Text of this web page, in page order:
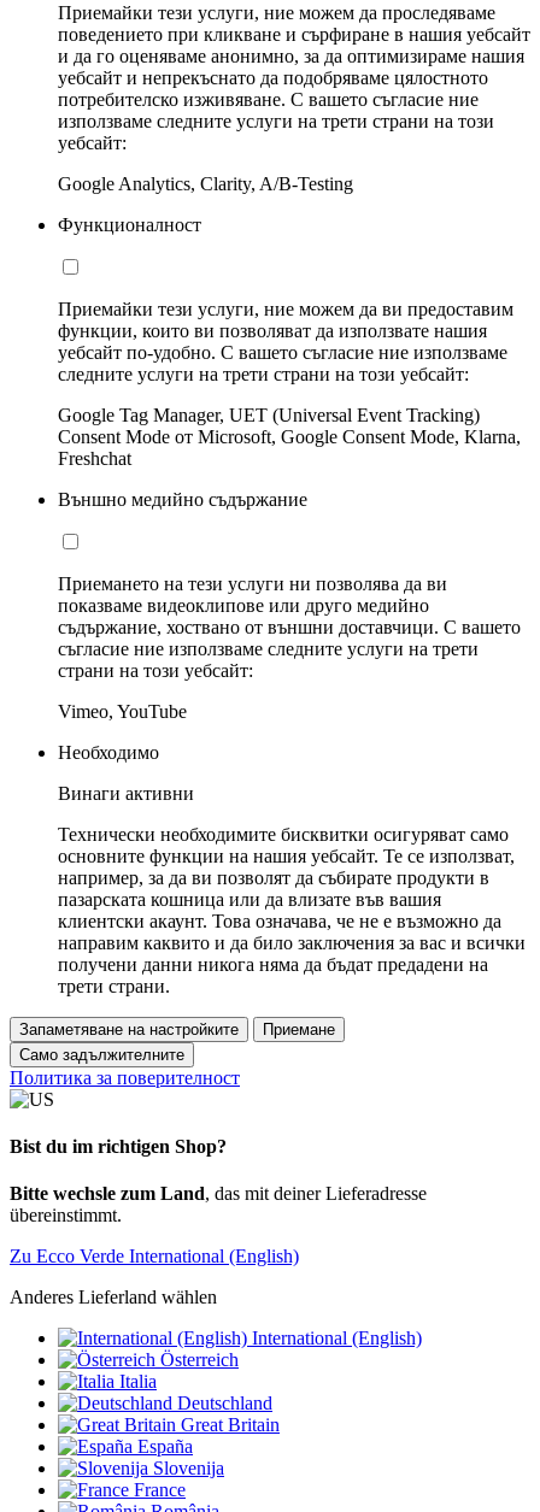
Приемайки тези услуги, ние можем да проследяваме
поведението при кликване и сърфиране в нашия уебсайт
и да го оценяваме анонимно, за да оптимизираме нашия
уебсайт и непрекъснато да подобряваме цялостното
потребителско изживяване. С вашето съгласие ние
използваме следните услуги на трети страни на този
уебсайт:
Google Analytics, Clarity, A/B-Testing
Функционалност
Приемайки тези услуги, ние можем да ви предоставим
функции, които ви позволяват да използвате нашия
уебсайт по-удобно. С вашето съгласие ние използваме
следните услуги на трети страни на този уебсайт:
Google Tag Manager, UET (Universal Event Tracking)
Consent Mode от Microsoft, Google Consent Mode, Klarna,
Freshchat
Външно медийно съдържание
Приемането на тези услуги ни позволява да ви
показваме видеоклипове или друго медийно
съдържание, хоствано от външни доставчици. С вашето
съгласие ние използваме следните услуги на трети
страни на този уебсайт:
Vimeo, YouTube
Необходимо
Винаги активни
Технически необходимите бисквитки осигуряват само
основните функции на нашия уебсайт. Те се използват,
например, за да ви позволят да събирате продукти в
пазарската кошница или да влизате във вашия
клиентски акаунт. Това означава, че не е възможно да
направим каквито и да било заключения за вас и всички
получени данни никога няма да бъдат предадени на
трети страни.
Запаметяване на настройките
Приемане
Само задължителните
Политика за поверителност
Bist du im richtigen Shop?
Bitte wechsle zum Land, das mit deiner Lieferadresse
übereinstimmt.
Zu Ecco Verde International (English)
Anderes Lieferland wählen
International (English)
Österreich
Italia
Deutschland
Great Britain
España
Slovenija
France